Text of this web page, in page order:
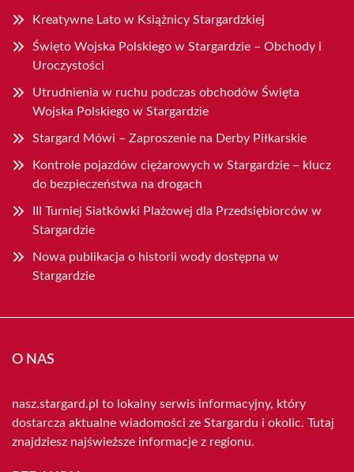
Kreatywne Lato w Książnicy Stargardzkiej
Święto Wojska Polskiego w Stargardzie – Obchody i
Uroczystości
Utrudnienia w ruchu podczas obchodów Święta
Wojska Polskiego w Stargardzie
Stargard Mówi – Zaproszenie na Derby Piłkarskie
Kontrole pojazdów ciężarowych w Stargardzie – klucz
do bezpieczeństwa na drogach
III Turniej Siatkówki Plażowej dla Przedsiębiorców w
Stargardzie
Nowa publikacja o historii wody dostępna w
Stargardzie
O NAS
nasz.stargard.pl to lokalny serwis informacyjny, który
dostarcza aktualne wiadomości ze Stargardu i okolic. Tutaj
znajdziesz najświeższe informacje z regionu.